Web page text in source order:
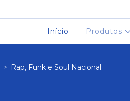
Início Produtos
> Rap, Funk e Soul Nacional